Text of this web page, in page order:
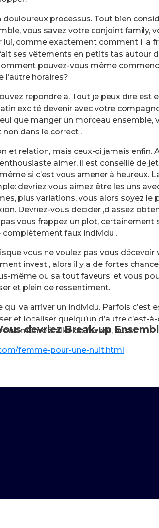
devriez Break-up
processus. Tout bien
vous savez votre conjoint family,
comme exactement comment il a
ses vêtements en petits tas autour
pouvez-vous même
l’autre horaires?
répondre à. Tout je peux dire est
excité devenir avec votre
que manger un morceau ensemble,
dans le correct .
et relation, mais ceux-ci jamais enfin.
aimer, il est conseillé de
si c’est vous amener à heureux.
devriez vous aimez être les uns
plus variations, vous alors soyez le
Devriez-vous décider ‚d assez
vous frappez un plot, certainement
faux individu .
vous ne voulez pas vous décevoir
investi, alors il y a de fortes
même ou sa tout faveurs, et vous
et plein de ressentiment.
va arriver un individu. Parfois c’est
et localiser quelqu’un d’autre c’est-
même à aller de l’avant, aussi.
femme-pour-une-nuit.html